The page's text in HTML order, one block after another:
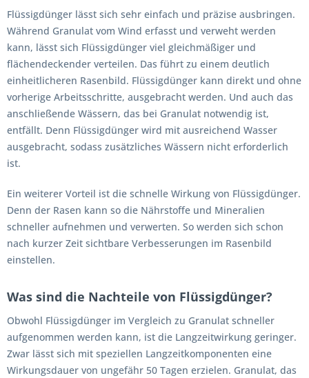
Flüssigdünger lässt sich sehr einfach und präzise ausbringen.
Während Granulat vom Wind erfasst und verweht werden
kann, lässt sich Flüssigdünger viel gleichmäßiger und
flächendeckender verteilen. Das führt zu einem deutlich
einheitlicheren Rasenbild. Flüssigdünger kann direkt und ohne
vorherige Arbeitsschritte, ausgebracht werden. Und auch das
anschließende Wässern, das bei Granulat notwendig ist,
entfällt. Denn Flüssigdünger wird mit ausreichend Wasser
ausgebracht, sodass zusätzliches Wässern nicht erforderlich
ist.
Ein weiterer Vorteil ist die schnelle Wirkung von Flüssigdünger.
Denn der Rasen kann so die Nährstoffe und Mineralien
schneller aufnehmen und verwerten. So werden sich schon
nach kurzer Zeit sichtbare Verbesserungen im Rasenbild
einstellen.
Was sind die Nachteile von Flüssigdünger?
Obwohl Flüssigdünger im Vergleich zu Granulat schneller
aufgenommen werden kann, ist die Langzeitwirkung geringer.
Zwar lässt sich mit speziellen Langzeitkomponenten eine
Wirkungsdauer von ungefähr 50 Tagen erzielen. Granulat, das